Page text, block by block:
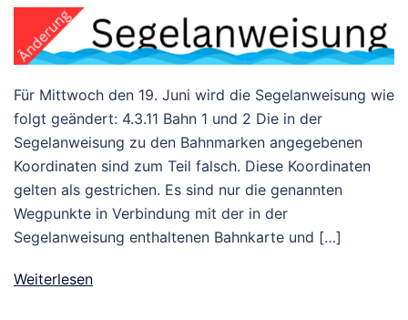
Für Mittwoch den 19. Juni wird die Segelanweisung wie
folgt geändert: 4.3.11 Bahn 1 und 2 Die in der
Segelanweisung zu den Bahnmarken angegebenen
Koordinaten sind zum Teil falsch. Diese Koordinaten
gelten als gestrichen. Es sind nur die genannten
Wegpunkte in Verbindung mit der in der
Segelanweisung enthaltenen Bahnkarte und […]
Weiterlesen